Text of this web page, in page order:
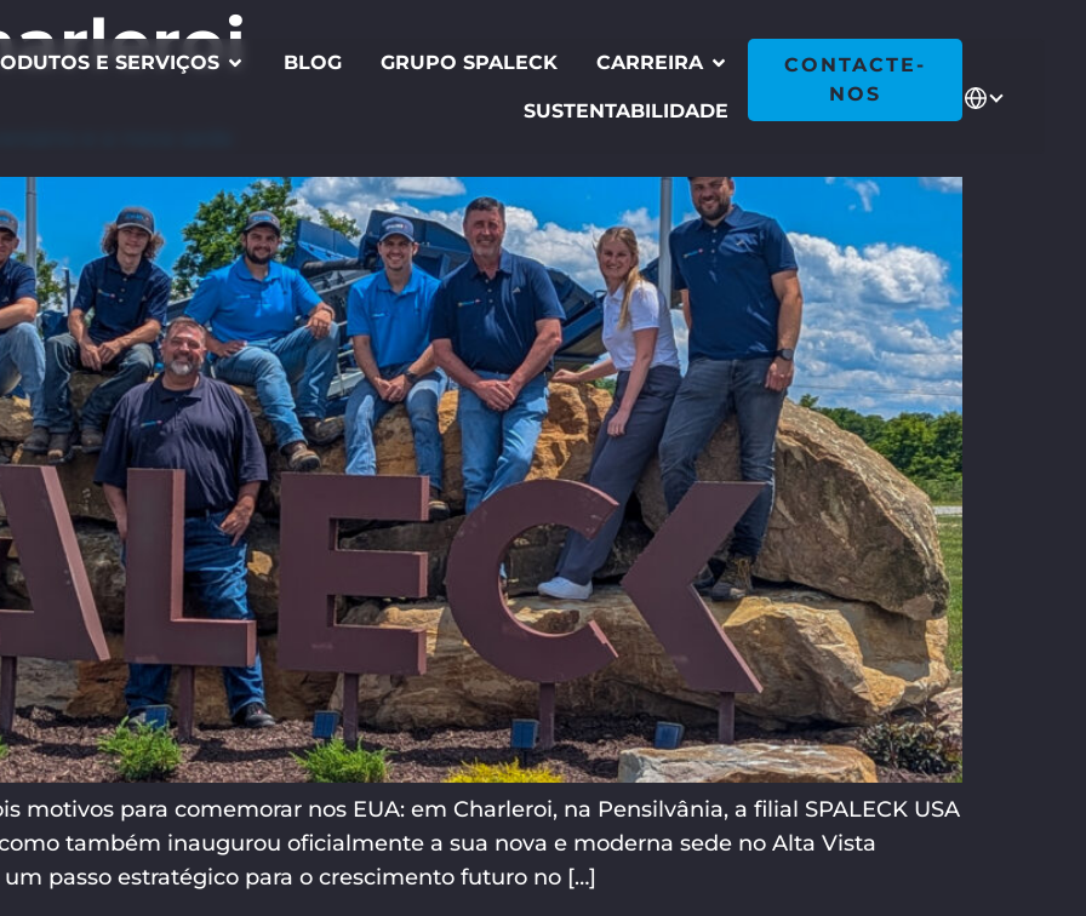
E SERVIÇOS BLOG GRUPO SPALECK CARREIRA
SUSTENTABILIDADE
CONTACTE-
NOS
motivos para comemorar nos EUA: em Charleroi, na Pensilvânia, a filial SPALECK USA
como também inaugurou oficialmente a sua nova e moderna sede no Alta Vista
passo estratégico para o crescimento futuro no […]